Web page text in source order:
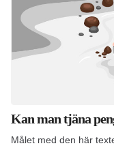
Kan man tjäna
Målet med den här